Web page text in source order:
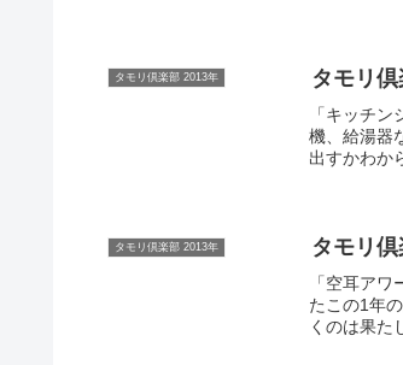
タモリ倶楽部 2013年 タモリ
「キッチ
機、給湯器
出すかわか
タモリ倶楽部 2013年 タモリ
「空耳ア
たこの1年
くのは果た